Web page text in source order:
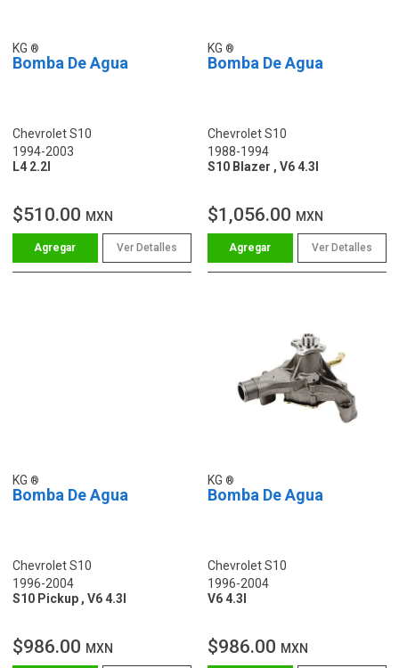
KG
Bomba De Agua
Chevrolet S10
1994-2003
L4 2.2l
$510.00 MXN
Ver Detalles
KG
Bomba De Agua
Chevrolet S10
1988-1994
S10 Blazer , V6 4.3l
$1,056.00 MXN
Ver Detalles
KG
Bomba De Agua
Chevrolet S10
1996-2004
S10 Pickup , V6 4.3l
$986.00 MXN
KG
Bomba De Agua
Chevrolet S10
1996-2004
V6 4.3l
$986.00 MXN